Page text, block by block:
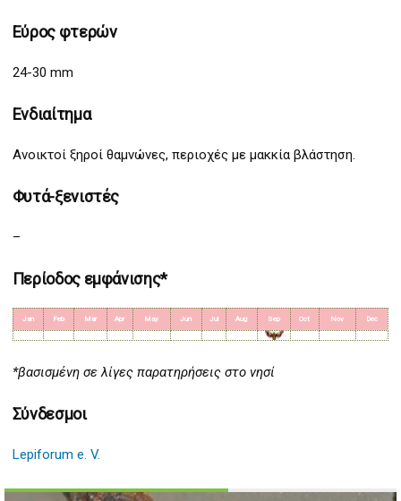
Εύρος φτερών
24-30 mm
Ενδιαίτημα
Aνοικτοί ξηροί θαμνώνες, περιοχές με μακκία βλάστηση.
Φυτά-ξενιστές
–
Περίοδος εμφάνισης*
Jan Feb Mar Apr May Jun Jul Aug Sep Oct Nov Dec
*βασισμένη σε λίγες παρατηρήσεις στο νησί
Σύνδεσμοι
Lepiforum e. V.